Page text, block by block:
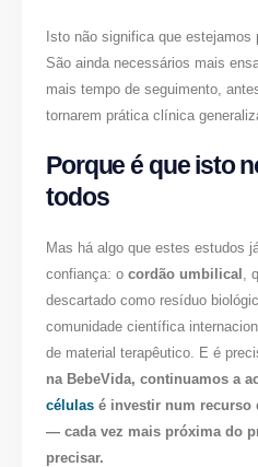
Isto não significa que
São ainda necessários mais
mais tempo de seguimento,
tornarem prática clínica
Porque é que isto
todos
Mas há algo que estes estudos
confiança: ocordão umbilical ,
descartado como resíduo
comunidade científica
de material terapêutico. E é
na BebeVida, continuamos a
células é investir num recurso
— cada vez mais próxima do
precisar.